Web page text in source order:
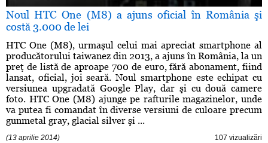
Noul HTC One (M8) a ajuns oficial în România şi
costă 3.000 de lei
HTC One (M8), urmaşul celui mai apreciat smartphone al
producătorului taiwanez din 2013, a ajuns în România, la un
preţ de listă de aproape 700 de euro, fără abonament, fiind
lansat, oficial, joi seară. Noul smartphone este echipat cu
versiunea upgradată Google Play, dar şi cu două camere
foto. HTC One (M8) ajunge pe rafturile magazinelor, unde
va putea fi comandat în diverse versiuni de culoare precum
gunmetal gray, glacial silver şi ...
(13 aprilie 2014) 107 vizualizări